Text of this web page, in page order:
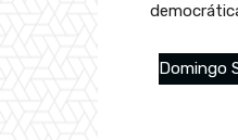
Domingo